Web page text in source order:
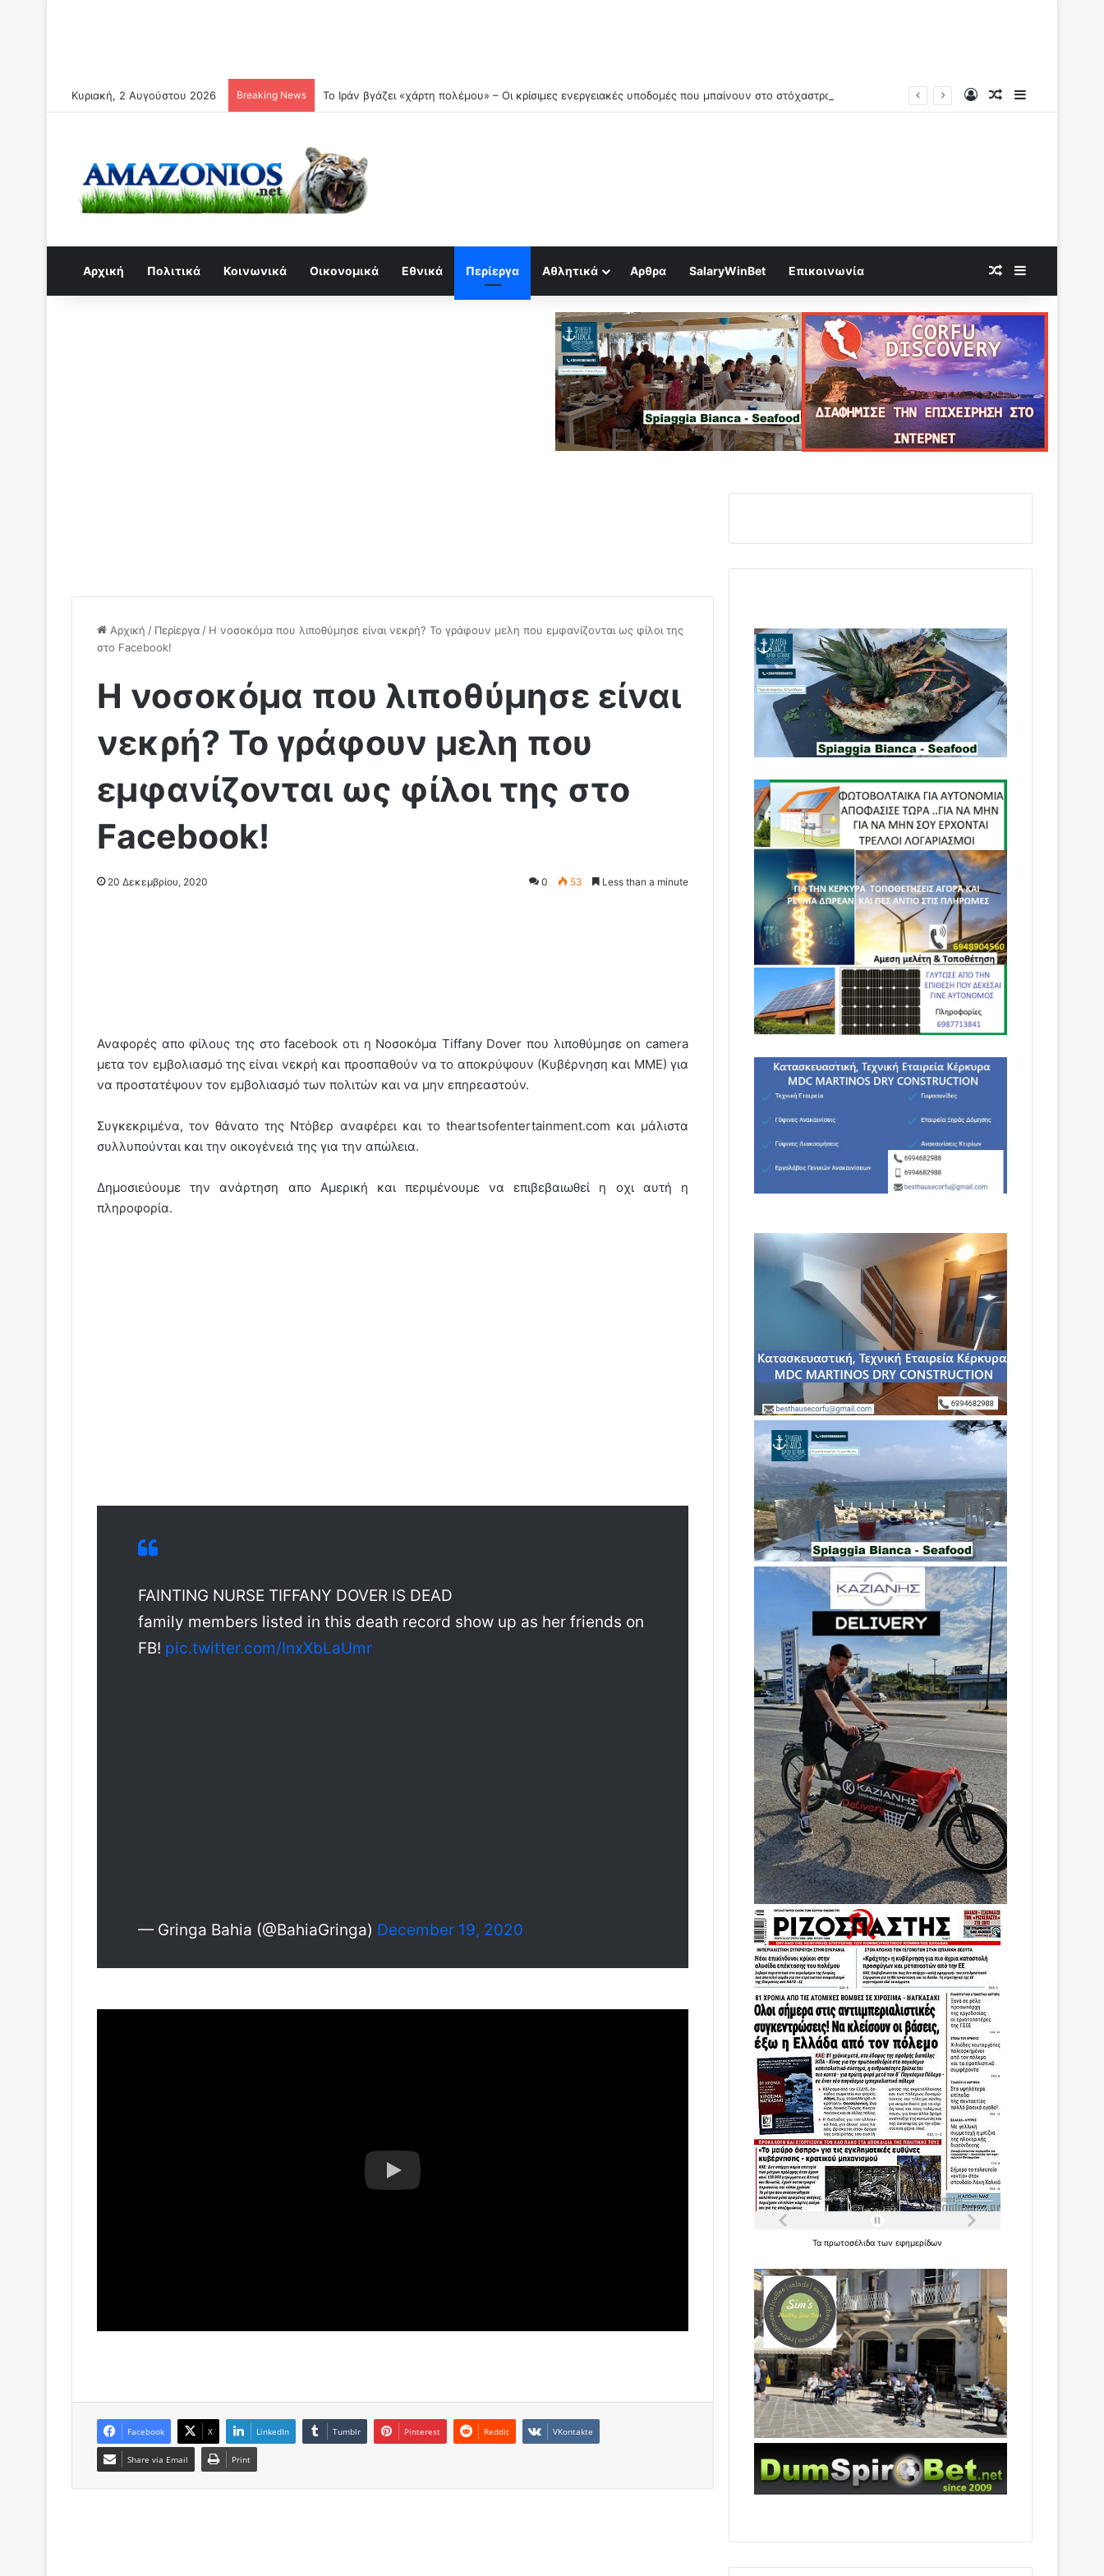
Κυριακή, 2 Αυγούστου 2026 Breaking News Το Ιράν βγάζει «χάρτη πολέμου» – Οι κρίσιμες ενεργειακές υποδομές που μπαίνουν στο στόχαστρο Log InRandom Article
Αρχική Πολιτικά Κοινωνικά Οικονομικά Εθνικά Περίεργα Αθλητικά Αρθρα SalaryWinBet Επικοινωνία Random Article
Αρχική / Περίεργα / Η νοσοκόμα που λιποθύμησε είναι νεκρή? Το γράφουν μελη που εμφανίζονται ως φίλοι της
στο Facebook!
Η νοσοκόμα που λιποθύμησε είναι
νεκρή? Το γράφουν μελη που
εμφανίζονται ως φίλοι της στο
Facebook!
20 Δεκεμβρίου, 2020 0 53 Less than a minute
Αναφορές απο φίλους της στο facebook οτι η Νοσοκόμα Tiffany Dover που λιποθύμησε on camera
μετα τον εμβολιασμό της είναι νεκρή και προσπαθούν να το αποκρύψουν (Κυβέρνηση και ΜΜΕ) για
να προστατέψουν τον εμβολιασμό των πολιτών και να μην επηρεαστούν.
Συγκεκριμένα, τον θάνατο της Ντόβερ αναφέρει και το theartsofentertainment.com και μάλιστα
συλλυπούνται και την οικογένειά της για την απώλεια.
Δημοσιεύουμε την ανάρτηση απο Αμερική και περιμένουμε να επιβεβαιωθεί η οχι αυτή η
πληροφορία.
FAINTING NURSE TIFFANY DOVER IS DEAD
family members listed in this death record show up as her friends on
FB! pic.twitter.com/InxXbLaUmr
— Gringa Bahia (@BahiaGringa) December 19, 2020
Facebook X LinkedIn Tumblr Pinterest Reddit VKontakte
Share via Email Print
Ταπρωτοσέλιδατωνεφημερίδων